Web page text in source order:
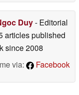
Duy- Editorial
articles published
since 2008
via:
Facebook